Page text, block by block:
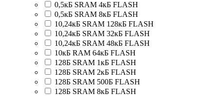
0,5кБ SRAM 4кБ FLASH
0,5кБ SRAM 8кБ FLASH
10,24кБ SRAM 128кБ FLASH
10,24кБ SRAM 32кБ FLASH
10,24кБ SRAM 48кБ FLASH
10кБ RAM 64кБ FLASH
128Б SRAM 1кБ FLASH
128Б SRAM 2кБ FLASH
128Б SRAM 500Б FLASH
128Б SRAM 8кБ FLASH